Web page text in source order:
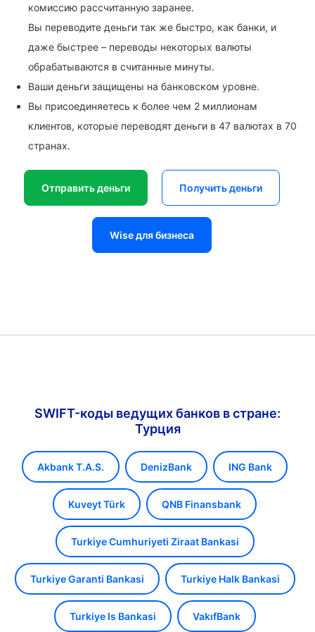
комиссию рассчитанную заранее.
Вы переводите деньги так же быстро, как банки, и
даже быстрее – переводы некоторых валюты
обрабатываются в считанные минуты.
Ваши деньги защищены на банковском уровне.
Вы присоединяетесь к более чем 2 миллионам
клиентов, которые переводят деньги в 47 валютах в 70
странах.
Отправить деньги Получить деньги
Wise для бизнеса
SWIFT-коды ведущих банков в стране:
Турция
Akbank T.A.S. DenizBank ING Bank
Kuveyt Türk QNB Finansbank
Turkiye Cumhuriyeti Ziraat Bankasi
Turkiye Garanti Bankasi Turkiye Halk Bankasi
Turkiye Is Bankasi VakıfBank